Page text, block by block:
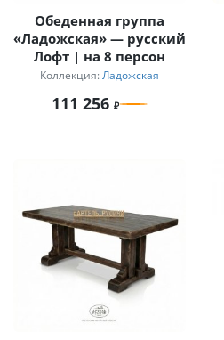
Обеденная группа
«Ладожская» — русский
Лофт | на 8 персон
Коллекция: Ладожская
111 256